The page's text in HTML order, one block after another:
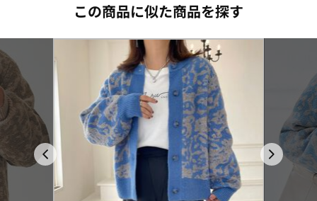
この商品に似た商品を探す